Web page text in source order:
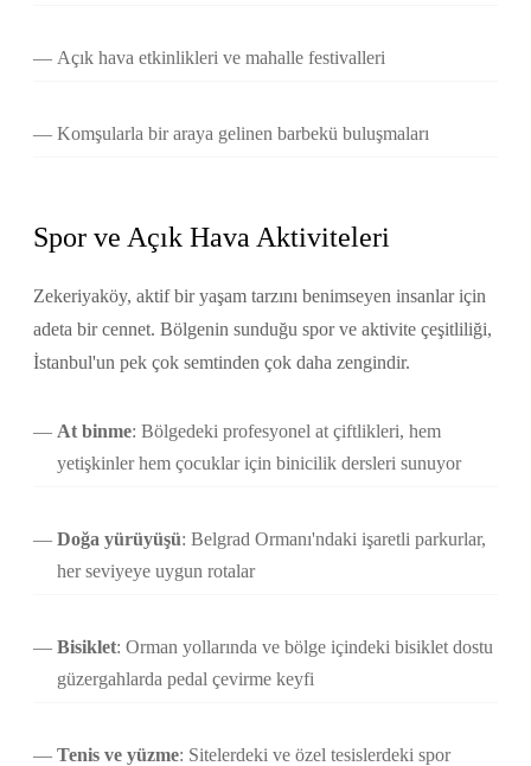
Açık hava etkinlikleri ve mahalle festivalleri
Komşularla bir araya gelinen barbekü buluşmaları
Spor ve Açık Hava Aktiviteleri
Zekeriyaköy, aktif bir yaşam tarzını benimseyen insanlar için
adeta bir cennet. Bölgenin sunduğu spor ve aktivite çeşitliliği,
İstanbul'un pek çok semtinden çok daha zengindir.
At binme: Bölgedeki profesyonel at çiftlikleri, hem
yetişkinler hem çocuklar için binicilik dersleri sunuyor
Doğa yürüyüşü: Belgrad Ormanı'ndaki işaretli parkurlar,
her seviyeye uygun rotalar
Bisiklet: Orman yollarında ve bölge içindeki bisiklet dostu
güzergahlarda pedal çevirme keyfi
Tenis ve yüzme: Sitelerdeki ve özel tesislerdeki spor